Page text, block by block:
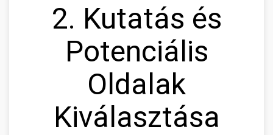
2. Kutatás és
Potenciális
Oldalak
Kiválasztása